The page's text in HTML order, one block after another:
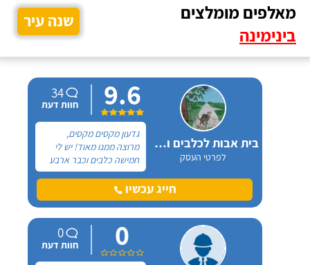
מאלפים מומלצים
בינימינה
שנה עיר
בית אבות לכלבים ופנסיון חתולים
לפרטי העסק
9.6
34
חוות דעת
גדעון מקסים מקסים,
מרוצה ממנו מאוד! יש לי
חמישה כלבים וכבר ארבע
שנים, כל פעם שיש לי
נסיעה והיעדרות מהבית,
אני שמה אצלו את הכלבים,
אותו ומאושרים כשהם
חוזרים הביתה - ממליצה
בחום.
חייג עכשיו
0
0
חוות דעת